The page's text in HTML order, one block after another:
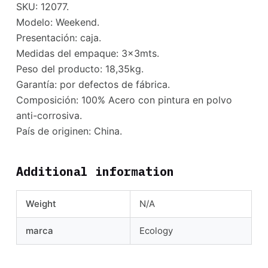
SKU: 12077.
Modelo: Weekend.
Presentación: caja.
Medidas del empaque: 3x3mts.
Peso del producto: 18,35kg.
Garantía: por defectos de fábrica.
Composición: 100% Acero con pintura en polvo
anti-corrosiva.
País de originen: China.
Additional information
Weight N/A
marca Ecology